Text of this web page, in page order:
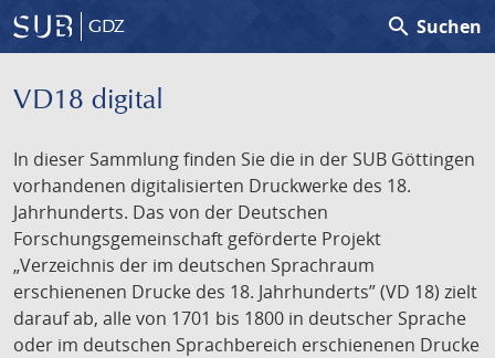
GDZ search Suchen
VD18 digital
In dieser Sammlung finden Sie die in der SUB Göttingen
vorhandenen digitalisierten Druckwerke des 18.
Jahrhunderts. Das von der Deutschen
Forschungsgemeinschaft geförderte Projekt
„Verzeichnis der im deutschen Sprachraum
erschienenen Drucke des 18. Jahrhunderts” (VD 18) zielt
darauf ab, alle von 1701 bis 1800 in deutscher Sprache
oder im deutschen Sprachbereich erschienenen Drucke